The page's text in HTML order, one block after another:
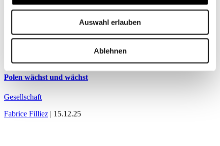
Auswahl erlauben
Ablehnen
Gesellschaft
Polen wächst und wächst
Gesellschaft
Fabrice Filliez | 15.12.25